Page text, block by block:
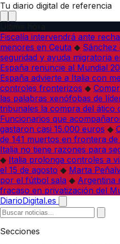
Tu diario digital de referencia
Fiscalía intervendrá ante
menores en Ceuta ◆ Sánchez
seguridad y ayuda migratoria
España renuncie al Mundial
España advierte a Italia con
controles fronterizos ◆
las palabras xenófobas de
tribunales la compra del ático
Funcionarios que
gastaron casi 15.000 euros ◆
de 141 muertos en frontera de
Italia no tiene razones para
◆ Italia prolonga controles a
el 15 de agosto ◆ Marta
por el fútbol sala ◆ Argentina
fracaso en privatización del
DiarioDigital.es
Secciones